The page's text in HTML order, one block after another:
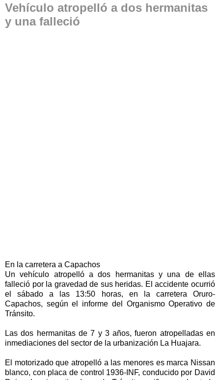
Vehículo atropelló a dos hermanitas
y una falleció
En la carretera a Capachos
Un vehículo atropelló a dos hermanitas y una de ellas
falleció por la gravedad de sus heridas. El accidente ocurrió
el sábado a las 13:50 horas, en la carretera Oruro-
Capachos, según el informe del Organismo Operativo de
Tránsito.
Las dos hermanitas de 7 y 3 años, fueron atropelladas en
inmediaciones del sector de la urbanización La Huajara.
El motorizado que atropelló a las menores es marca Nissan
blanco, con placa de control 1936-INF, conducido por David